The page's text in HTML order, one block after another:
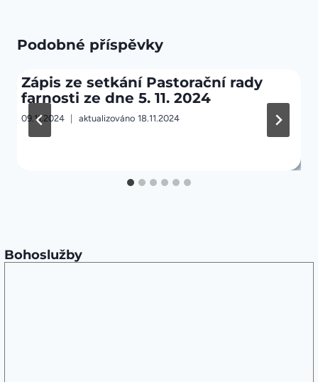
Podobné příspěvky
Zápis ze setkání Pastorační rady
farnosti ze dne 5. 11. 2024
09.11.2024 aktualizováno 18.11.2024
Bohoslužby